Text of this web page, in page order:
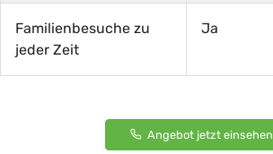
Familienbesuche zu
jeder Zeit
Ja
Angebot jetzt einsehen